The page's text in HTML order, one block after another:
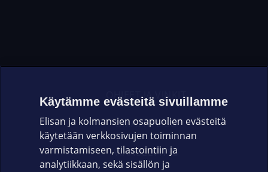
OHJEET JA VINKIT
OMAYHTEISÖ
VIANSELVITYS
Käytämme evästeitä sivuillamme
Elisan ja kolmansien osapuolien evästeitä
käytetään verkkosivujen toiminnan
varmistamiseen, tilastointiin ja
analytiikkaan, sekä sisällön ja